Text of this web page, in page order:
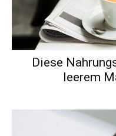
Diese
leerem